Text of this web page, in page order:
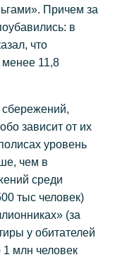
Причем за
в
что
11,8
зависит от их
уровень
чем в
среди
тыс человек)
(за
у обитателей
1 млн человек